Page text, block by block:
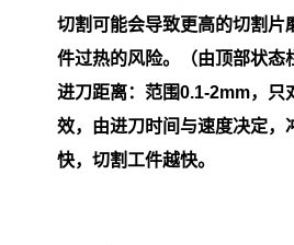
切割可能会导致更高的切割片
件过热的风险。（由顶部状态
进刀距离：范围0.1-2mm，只
效，由进刀时间与速度决定，
快，切割工件越快。